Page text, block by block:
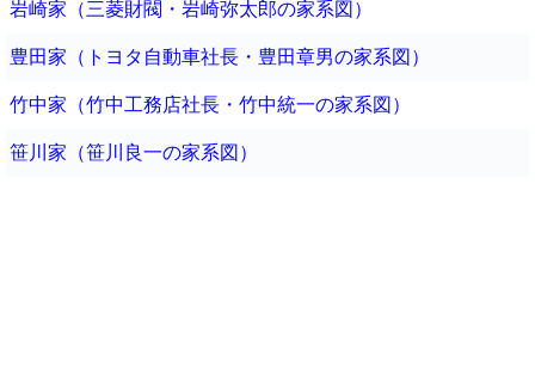
岩崎家（三菱財閥・岩崎弥太郎の家系図）
豊田家（トヨタ自動車社長・豊田章男の家系図）
竹中家（竹中工務店社長・竹中統一の家系図）
笹川家（笹川良一の家系図）